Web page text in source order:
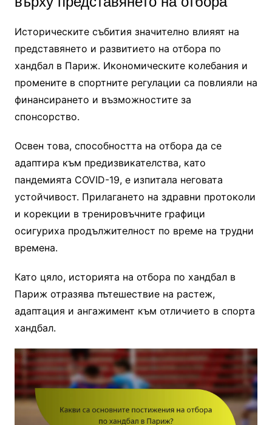
Историческите събития значително влияят на
представянето и развитието на отбора по
хандбал в Париж. Икономическите колебания и
промените в спортните регулации са повлияли на
финансирането и възможностите за
спонсорство.
Освен това, способността на отбора да се
адаптира към предизвикателства, като
пандемията COVID-19, е изпитала неговата
устойчивост. Прилагането на здравни протоколи
и корекции в тренировъчните графици
осигуриха продължителност по време на трудни
времена.
Като цяло, историята на отбора по хандбал в
Париж отразява пътешествие на растеж,
адаптация и ангажимент към отличието в спорта
хандбал.